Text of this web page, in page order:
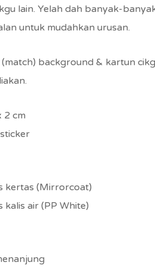
lain. Yelah dah banyak-
untuk mudahkan urusan.
background & kartun
2 cm
kertas (Mirrorcoat)
kalis air (PP White)